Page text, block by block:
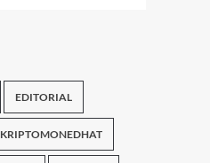
EDITORIAL
KRIPTOMONEDHAT